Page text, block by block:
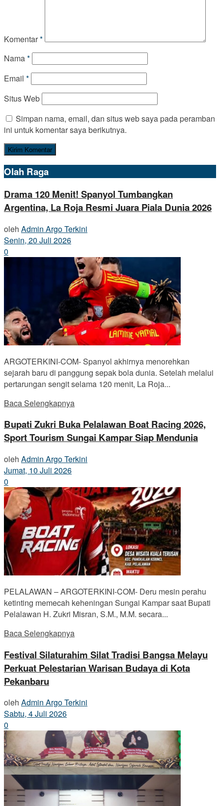
Komentar*
Nama*
Email *
Situs Web
Simpan nama, email, dan situs web saya pada peramban
ini untuk komentar saya berikutnya.
Olah Raga
Drama 120 Menit! Spanyol Tumbangkan
Argentina, La Roja Resmi Juara Piala Dunia 2026
oleh Admin Argo Terkini
Senin, 20 Juli 2026
0
ARGOTERKINI-COM- Spanyol akhirnya menorehkan
sejarah baru di panggung sepak bola dunia. Setelah melalui
pertarungan sengit selama 120 menit, La Roja...
Baca Selengkapnya
Bupati Zukri Buka Pelalawan Boat Racing 2026,
Sport Tourism Sungai Kampar Siap Mendunia
oleh Admin Argo Terkini
Jumat, 10 Juli 2026
0
PELALAWAN – ARGOTERKINI-COM- Deru mesin perahu
ketinting memecah keheningan Sungai Kampar saat Bupati
Pelalawan H. Zukri Misran, S.M., M.M. secara...
Baca Selengkapnya
Festival Silaturahim Silat Tradisi Bangsa Melayu
Perkuat Pelestarian Warisan Budaya di Kota
Pekanbaru
oleh Admin Argo Terkini
Sabtu, 4 Juli 2026
0